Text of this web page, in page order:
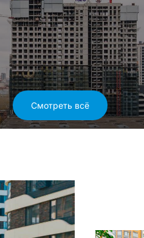
Смотреть всё